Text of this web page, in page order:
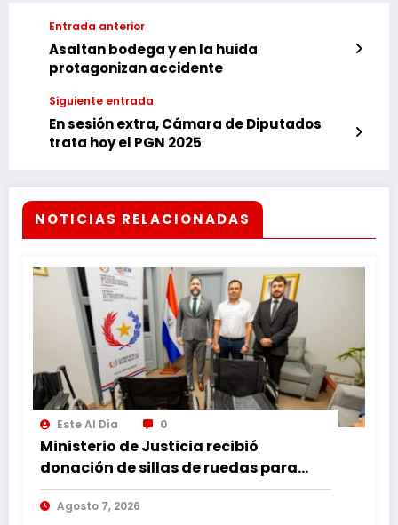
Entrada anterior
Asaltan bodega y en la huida
protagonizan accidente
Siguiente entrada
En sesión extra, Cámara de Diputados
trata hoy el PGN 2025
NOTICIAS RELACIONADAS
Este Al Día 0
Ministerio de Justicia recibió
donación de sillas de ruedas para
internos vulnerables
Agosto 7, 2026